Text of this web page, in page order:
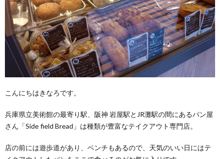
こんにちはきなろです。
兵庫県立美術館の最寄り駅、阪神 岩屋駅とJR灘駅の間にあるパン屋
さん「Side field Bread」は種類が豊富なテイクアウト専門店。
店の前には遊歩道があり、ベンチもあるので、天気のいい日にはテ